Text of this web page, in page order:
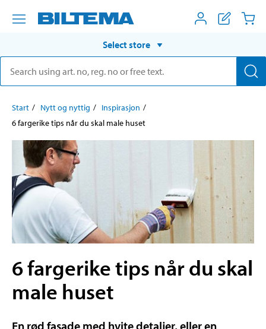
Select store
Start Nytt og nyttig
Inspirasjon
6 fargerike tips når du skal male huset
6 fargerike tips når du skal
male huset
En rød fasade med hvite detaljer, eller en